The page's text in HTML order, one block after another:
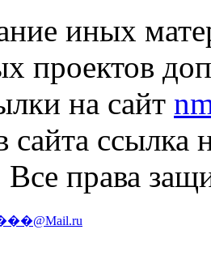
иных
проектов
на сайт
сайта ссылка
права